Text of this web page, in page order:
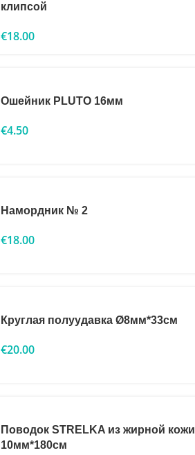
клипсой
€18.00
Ошейник PLUTO 16мм
€4.50
Намордник № 2
€18.00
Круглая полуудавка Ø8мм*33см
€20.00
Поводок STRELKA из жирной кожи
10мм*180см